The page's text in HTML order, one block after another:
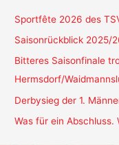
Sportfête 2026 des
Saisonrückblick 2025/
Bitteres Saisonfinale
Hermsdorf/
Derbysieg der 1.
Was für ein Abschluss.